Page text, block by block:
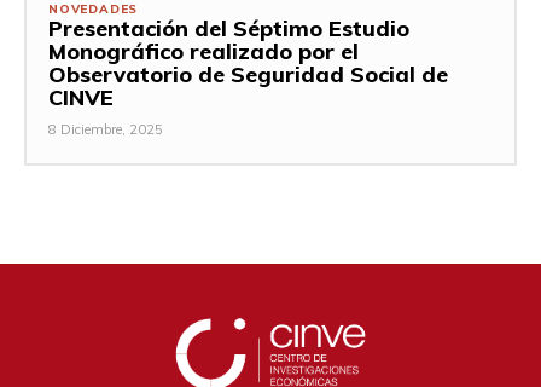
NOVEDADES
Presentación del Séptimo Estudio
Monográfico realizado por el
Observatorio de Seguridad Social de
CINVE
8 Diciembre, 2025